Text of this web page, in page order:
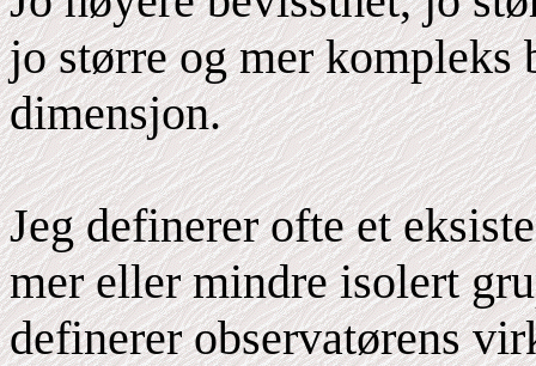
jo større og mer kompleks
dimensjon.
Jeg definerer ofte et
mer eller mindre isolert
definerer observatørens